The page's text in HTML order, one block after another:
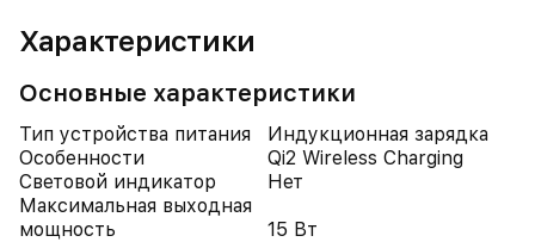
Характеристики
Основные характеристики
Тип устройства питания
Индукционная зарядка
Особенности
Qi2 Wireless Charging
Световой индикатор
Нет
Максимальная выходная
мощность
15 Вт